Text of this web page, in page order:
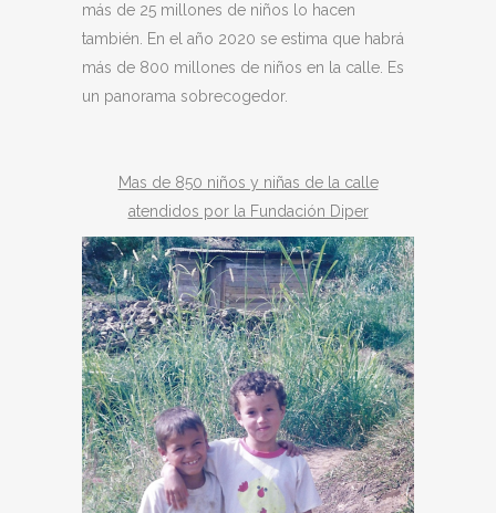
más de 25 millones de niños lo hacen
también. En el año 2020 se estima que habrá
más de 800 millones de niños en la calle. Es
un panorama sobrecogedor.
Mas de 850 niños y niñas de la calle
atendidos por la Fundación Diper